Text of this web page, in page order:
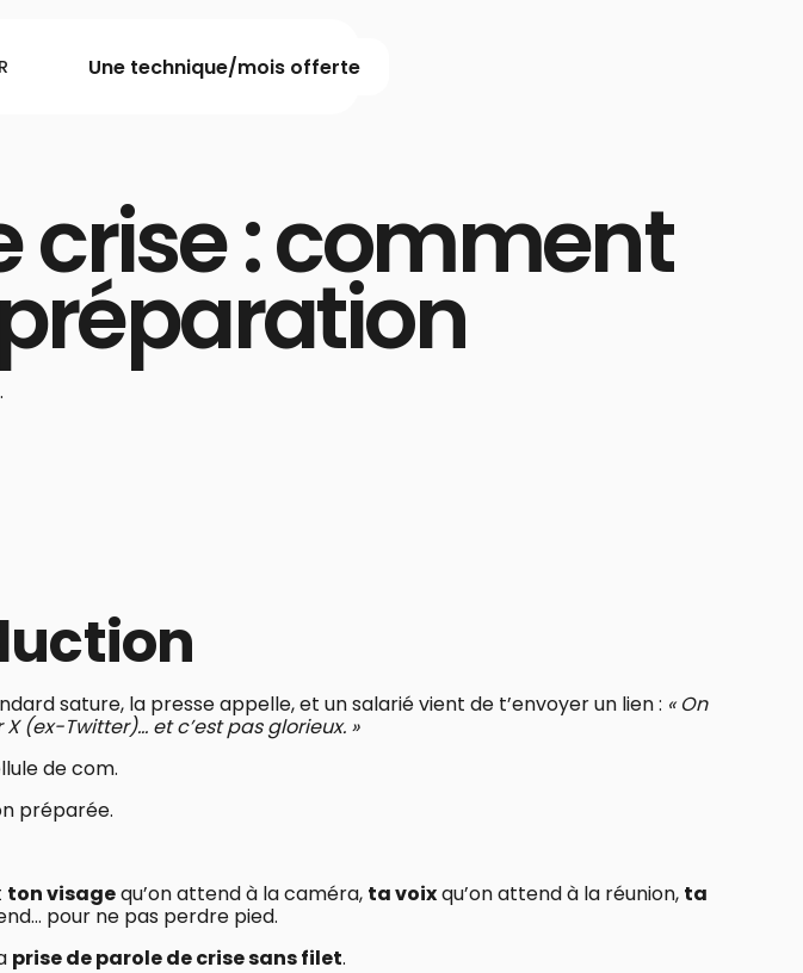
Une technique/mois offerte
crise : comment
·
sature, la presse appelle, et un salarié vient de t’envoyer un lien : « On
(ex-Twitter)… et c’est pas glorieux. »
de com.
préparée.
ton visagequ’on attend à la caméra, ta voixqu’on attend à la réunion, ta
pour ne pas perdre pied.
prise de parole de crise sans filet.